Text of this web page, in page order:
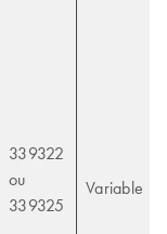
339322
ou
339325
Variable